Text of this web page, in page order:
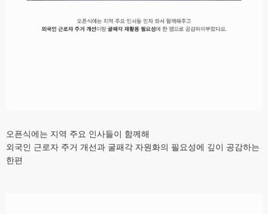
오픈식에는 지역 주요 인사들이 함께해
외국인 근로자 주거 개선과 굴패각 자원화의 필요성에 깊이 공감하는
한편